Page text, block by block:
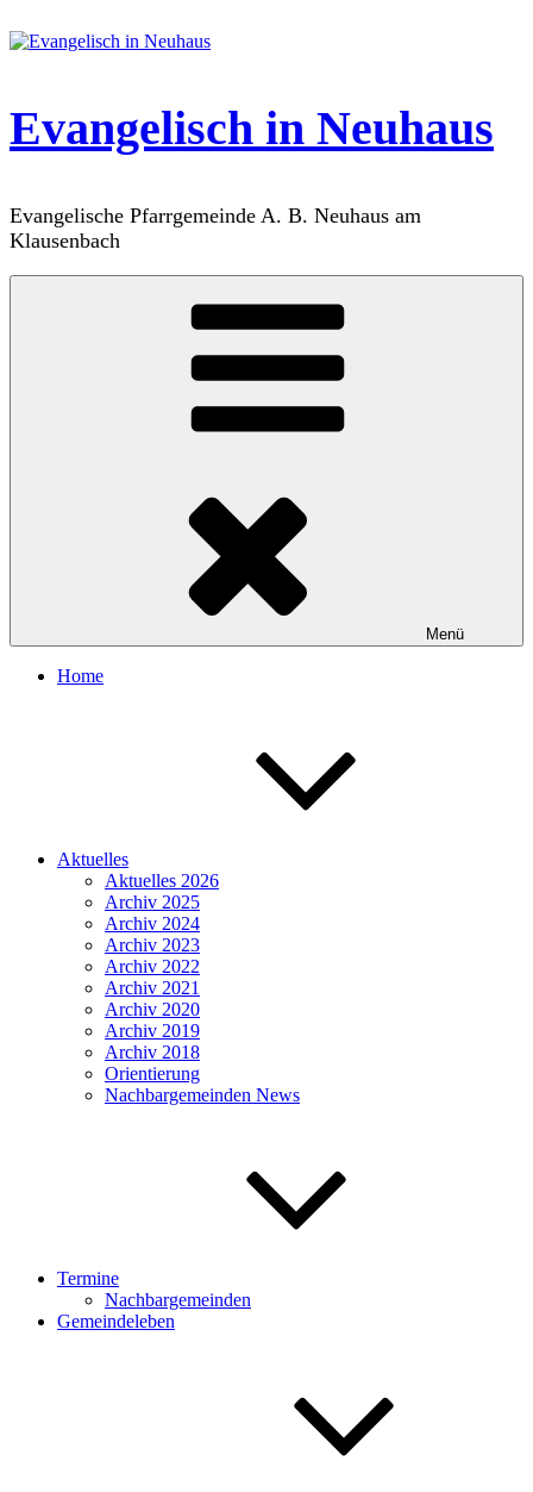
Inhalt
Evangelisch in Neuhaus
Evangelische Pfarrgemeinde A. B. Neuhaus am
Klausenbach
Menü
Home
Aktuelles
Aktuelles 2026
Archiv 2025
Archiv 2024
Archiv 2023
Archiv 2022
Archiv 2021
Archiv 2020
Archiv 2019
Archiv 2018
Orientierung
Nachbargemeinden News
Termine
Nachbargemeinden
Gemeindeleben